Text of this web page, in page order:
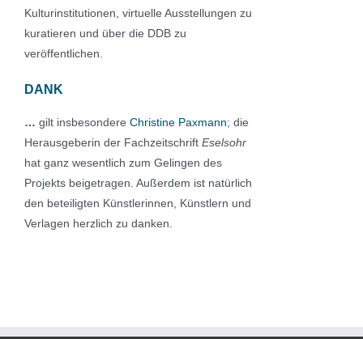
Kulturinstitutionen, virtuelle Ausstellungen zu
kuratieren und über die DDB zu
veröffentlichen.
DANK
… gilt insbesondere Christine Paxmann; die
Herausgeberin der Fachzeitschrift Eselsohr
hat ganz wesentlich zum Gelingen des
Projekts beigetragen. Außerdem ist natürlich
den beteiligten Künstlerinnen, Künstlern und
Verlagen herzlich zu danken.